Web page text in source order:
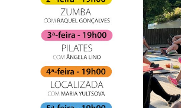
Ficha técnica